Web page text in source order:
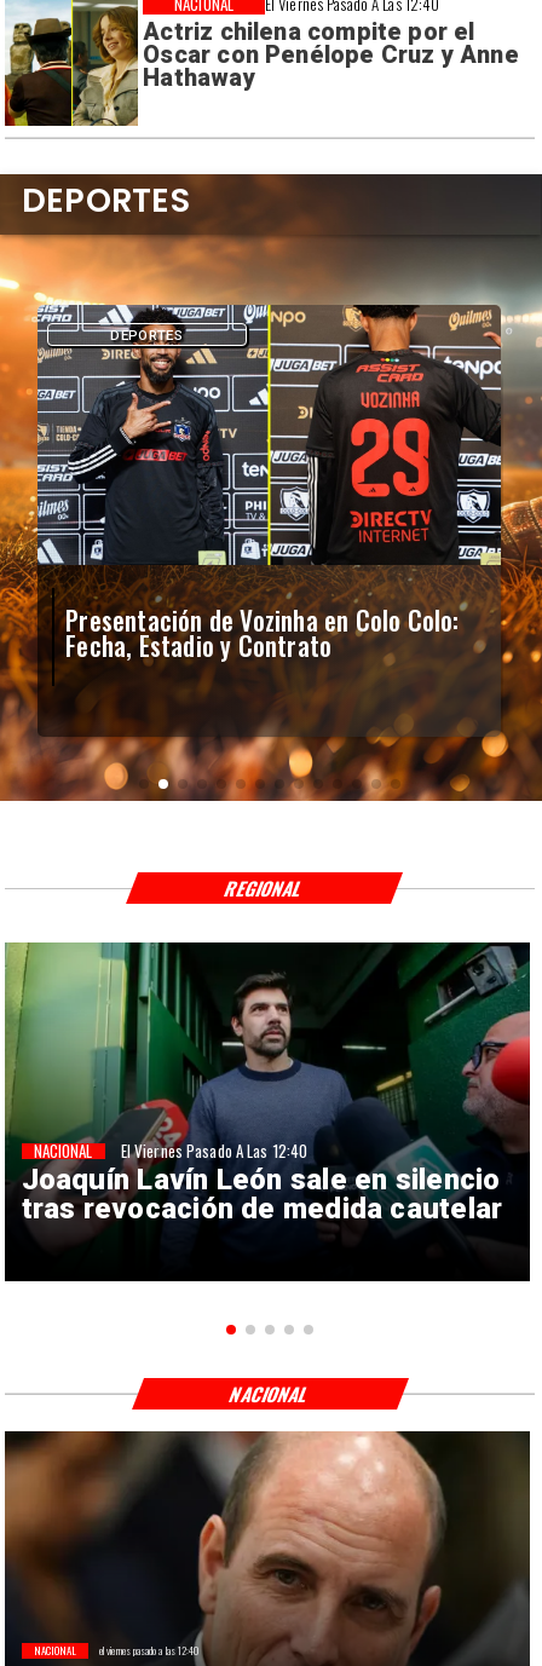
Actriz chilena compite por el
Oscar con Penélope Cruz y Anne
Hathaway
Presentación de Vozinha en Colo Colo:
Fecha, Estadio y Contrato
DEPORTES
DEPORTES
Joaquín Lavín León sale en silencio
tras revocación de medida cautelar
NACIONAL El Viernes Pasado A Las 12:40
REGIONAL
NACIONAL el viernes pasado a las 12:40
NACIONAL